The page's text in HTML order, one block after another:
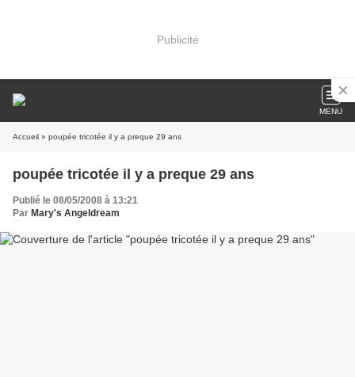
Publicité
MENU
Accueil » poupée tricotée il y a preque 29 ans
poupée tricotée il y a preque 29 ans
Publié le 08/05/2008 à 13:21
Par Mary's Angeldream